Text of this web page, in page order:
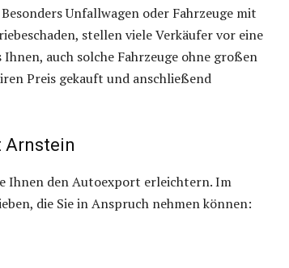
Unfallwagen oder Fahrzeuge mit
stellen viele Verkäufer vor eine
auch solche Fahrzeuge ohne großen
Preis gekauft und anschließend
Arnstein
Ihnen den Autoexport erleichtern. Im
die Sie in Anspruch nehmen können: